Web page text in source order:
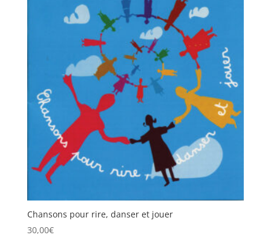
Chansons pour rire, danser et jouer
30,00€